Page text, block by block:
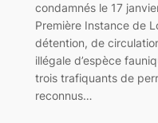
condamnés le 17
Première Instance de
détention, de
illégale d’espèce
trois trafiquants de
reconnus…